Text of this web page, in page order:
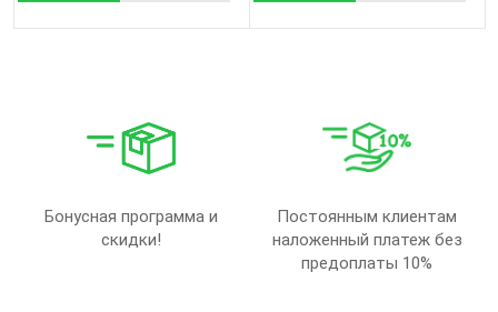
Бонусная программа и
скидки!
Постоянным клиентам
наложенный платеж без
предоплаты 10%